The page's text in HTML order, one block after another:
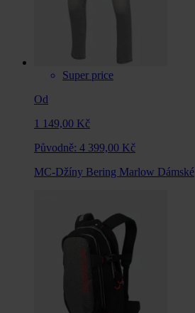
Super price
Od
1 149,00 Kč
Původně: 4 399,00 Kč
MC-Džíny Bering Marlow Dámské